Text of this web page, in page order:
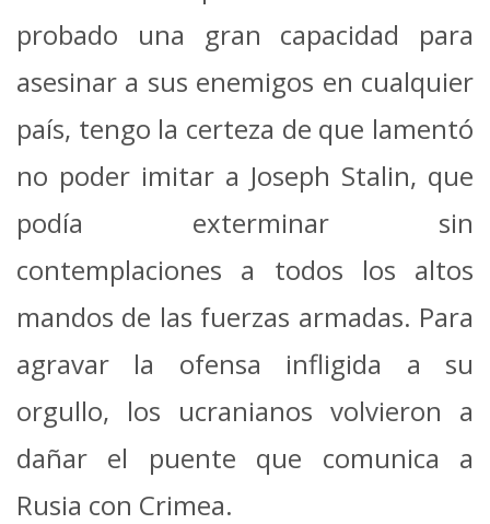
probado una gran capacidad para
asesinar a sus enemigos en cualquier
país, tengo la certeza de que lamentó
no poder imitar a Joseph Stalin, que
podía exterminar sin
contemplaciones a todos los altos
mandos de las fuerzas armadas. Para
agravar la ofensa infligida a su
orgullo, los ucranianos volvieron a
dañar el puente que comunica a
Rusia con Crimea.